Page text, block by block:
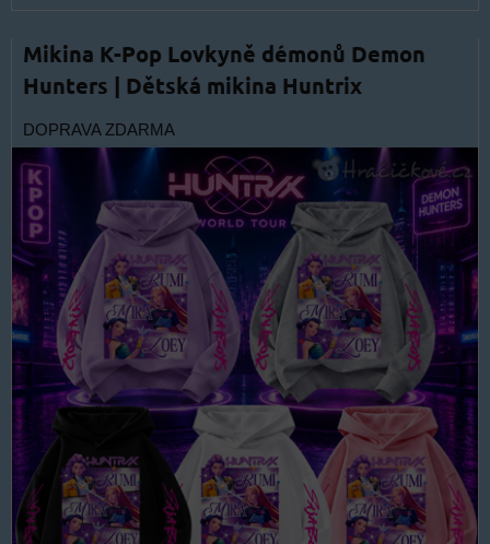
Mikina K-Pop Lovkyně démonů Demon
Hunters | Dětská mikina Huntrix
DOPRAVA ZDARMA